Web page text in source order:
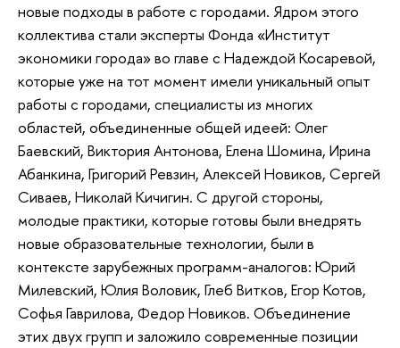
новые подходы в работе с городами. Ядром этого
коллектива стали эксперты Фонда «Институт
экономики города» во главе с Надеждой Косаревой,
которые уже на тот момент имели уникальный опыт
работы с городами, специалисты из многих
областей, объединенные общей идеей: Олег
Баевский, Виктория Антонова, Елена Шомина, Ирина
Абанкина, Григорий Ревзин, Алексей Новиков, Сергей
Сиваев, Николай Кичигин. С другой стороны,
молодые практики, которые готовы были внедрять
новые образовательные технологии, были в
контексте зарубежных программ-аналогов: Юрий
Милевский, Юлия Воловик, Глеб Витков, Егор Котов,
Софья Гаврилова, Федор Новиков. Объединение
этих двух групп и заложило современные позиции